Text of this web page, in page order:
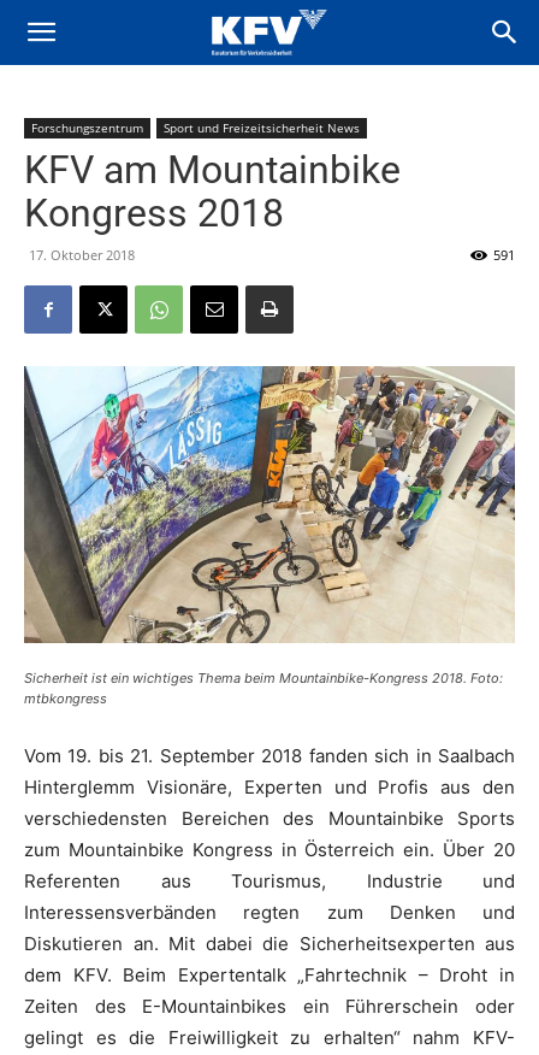
Forschungszentrum Sport und Freizeitsicherheit News
KFV am Mountainbike
Kongress 2018
17. Oktober 2018 591
Sicherheit ist ein wichtiges Thema beim Mountainbike-Kongress 2018. Foto:
mtbkongress
Vom 19. bis 21. September 2018 fanden sich in Saalbach
Hinterglemm Visionäre, Experten und Profis aus den
verschiedensten Bereichen des Mountainbike Sports
zum Mountainbike Kongress in Österreich ein. Über 20
Referenten aus Tourismus, Industrie und
Interessensverbänden regten zum Denken und
Diskutieren an. Mit dabei die Sicherheitsexperten aus
dem KFV. Beim Expertentalk „Fahrtechnik – Droht in
Zeiten des E-Mountainbikes ein Führerschein oder
gelingt es die Freiwilligkeit zu erhalten“ nahm KFV-